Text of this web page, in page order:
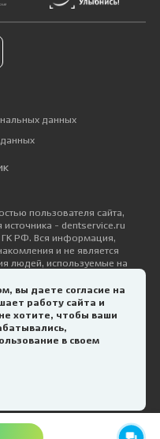
вы даете согласие на
работу сайта и
хотите, чтобы ваши
в своем
данных
данных
пользователя сайта,
источника - dentservice.ru
ГК РФ. Вся информация,
и не является
людей, используемые на
в рамках трудовых и